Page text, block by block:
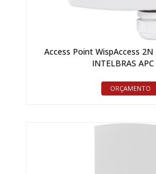
Access Point WispAccess
INTELBRAS
ORÇAMENTO